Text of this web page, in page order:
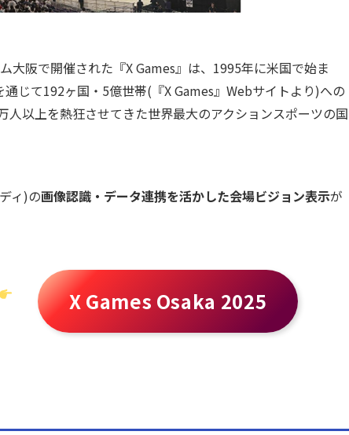
大阪で開催された『X Games』は、1995年に米国で始ま
じて192ヶ国・5億世帯(『X Games』Webサイトより)への
人以上を熱狂させてきた世界最大のアクションスポーツの国
ィ)の画像認識・データ連携を活かした会場ビジョン表示が
X Games Osaka 2025